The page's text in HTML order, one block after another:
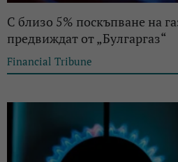
С близо 5% поскъпване на
предвиждат от „Булгаргаз“
Financial Tribune